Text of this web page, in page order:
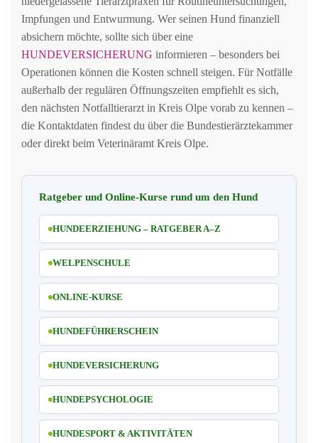
Impfungen und Entwurmung. Wer seinen Hund finanziell
absichern möchte, sollte sich über eine
HUNDEVERSICHERUNG informieren – besonders bei
Operationen können die Kosten schnell steigen. Für Notfälle
außerhalb der regulären Öffnungszeiten empfiehlt es sich,
den nächsten Notfalltierarzt in Kreis Olpe vorab zu kennen –
die Kontaktdaten findest du über die Bundestierärztekammer
oder direkt beim Veterinäramt Kreis Olpe.
Ratgeber und Online-Kurse rund um den Hund
HUNDEERZIEHUNG – RATGEBER A–Z
WELPENSCHULE
ONLINE-KURSE
HUNDEFÜHRERSCHEIN
HUNDEVERSICHERUNG
HUNDEPSYCHOLOGIE
HUNDESPORT & AKTIVITÄTEN